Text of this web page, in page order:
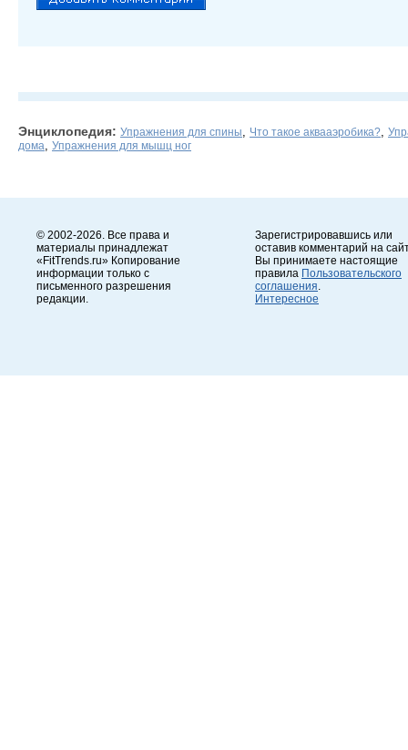
Энциклопедия: Упражнения для спины Что такое аквааэробика?
дома
Упражнения для мышц ног
© 2002-2026. Все права и
материалы принадлежат
«FitTrends.ru» Копирование
информации только с
письменного разрешения
редакции.
Зарегистрировавшись или
оставив комментарий на
Вы принимаете настоящие
правила Пользовательского
соглашения
Интересное